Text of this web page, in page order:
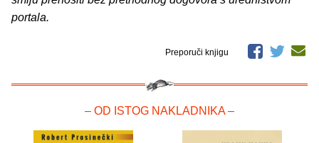
portala.
Preporuči knjigu
– OD ISTOG NAKLADNIKA –